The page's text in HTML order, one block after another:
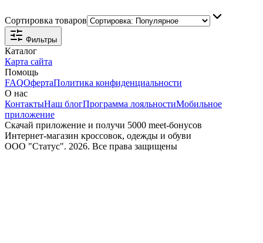
Сортировка товаров
Фильтры
Каталог
Карта сайта
Помощь
FAQОфертаПолитика конфиденциальности
О нас
КонтактыНаш блогПрограмма лояльностиМобильное
приложение
Скачай приложение и получи 5000 meet-бонусов
Интернет-магазин кроссовок, одежды и обуви
ООО "Статус". 2026. Все права защищены